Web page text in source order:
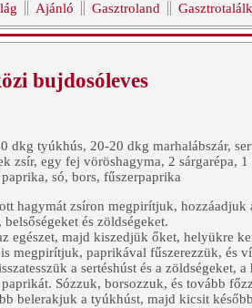
Ajánló Gasztroland
bujdosóleves
dkg tyúkhús, 20-20 dkg marhalábszár,
zsír, egy fej vöröshagyma, 2 sárgarépa,
só, bors, fűszerpaprika
hagymát zsíron megpirítjuk, hozzáadjuk
belsőségeket és zöldségeket.
egészet, majd kiszedjük őket, helyükre
megpirítjuk, paprikával fűszerezzük, és
a sertéshúst és a zöldségeket,
Sózzuk, borsozzuk, és tovább
belerakjuk a tyúkhúst, majd kicsit